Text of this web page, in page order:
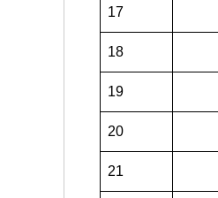
17
18
19
20
21